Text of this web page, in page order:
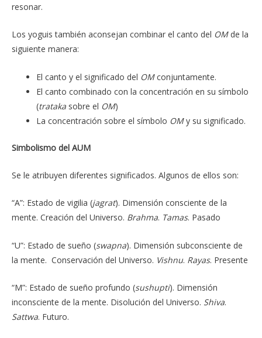
resonar.
Los yoguis también aconsejan combinar el canto del OMde la
siguiente manera:
El canto y el significado del OMconjuntamente.
El canto combinado con la concentración en su símbolo
(trataka sobre el OM)
La concentración sobre el símbolo OMy su significado.
Simbolismo del AUM
Se le atribuyen diferentes significados. Algunos de ellos son:
“A”: Estado de vigilia (jagrat). Dimensión consciente de la
mente. Creación del Universo. Brahma. Tamas. Pasado
“U”: Estado de sueño (swapna). Dimensión subconsciente de
la mente. Conservación del Universo. Vishnu. Rayas. Presente
“M”: Estado de sueño profundo (sushupti). Dimensión
inconsciente de la mente. Disolución del Universo. Shiva.
Sattwa. Futuro.